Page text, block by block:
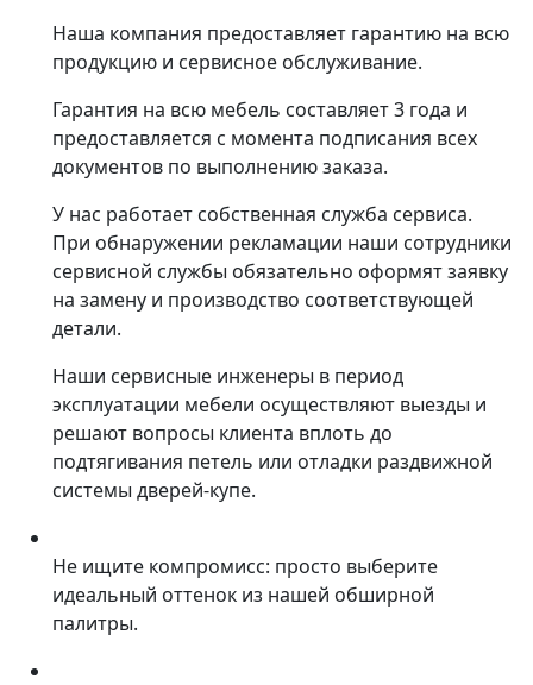
Наша компания предоставляет гарантию на всю
продукцию и сервисное обслуживание.
Гарантия на всю мебель составляет 3 года и
предоставляется с момента подписания всех
документов по выполнению заказа.
У нас работает собственная служба сервиса.
При обнаружении рекламации наши сотрудники
сервисной службы обязательно оформят заявку
на замену и производство соответствующей
детали.
Наши сервисные инженеры в период
эксплуатации мебели осуществляют выезды и
решают вопросы клиента вплоть до
подтягивания петель или отладки раздвижной
системы дверей-купе.
Не ищите компромисс: просто выберите
идеальный оттенок из нашей обширной
палитры.